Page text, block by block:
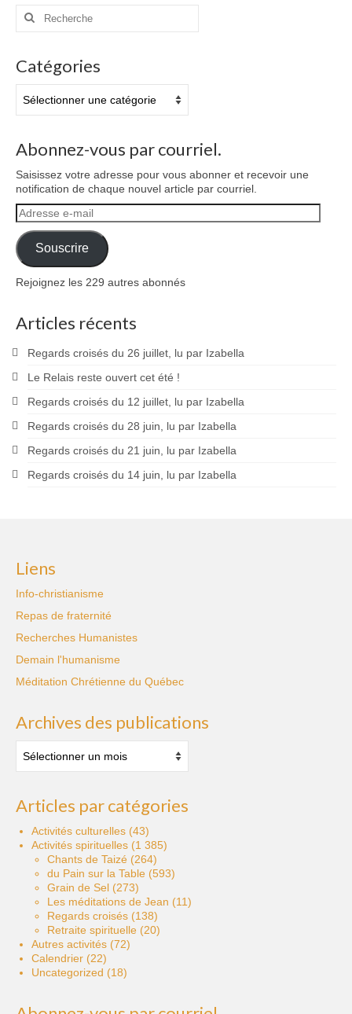
Rechercher
Catégories
Abonnez-vous par courriel.
Saisissez votre adresse pour vous abonner et recevoir une
notification de chaque nouvel article par courriel.
Adresse
e-
mail
Souscrire
Rejoignez les 229 autres abonnés
Articles récents
Regards croisés du 26 juillet, lu par Izabella
Le Relais reste ouvert cet été !
Regards croisés du 12 juillet, lu par Izabella
Regards croisés du 28 juin, lu par Izabella
Regards croisés du 21 juin, lu par Izabella
Regards croisés du 14 juin, lu par Izabella
Liens
Info-christianisme
Repas de fraternité
Recherches Humanistes
Demain l'humanisme
Méditation Chrétienne du Québec
Archives des publications
des
publications
Articles par catégories
Activités culturelles (43)
Activités spirituelles (1 385)
Chants de Taizé (264)
du Pain sur la Table (593)
Grain de Sel (273)
Les méditations de Jean (11)
Regards croisés (138)
Retraite spirituelle (20)
Autres activités (72)
Calendrier (22)
Uncategorized (18)